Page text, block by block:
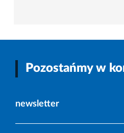
Pozostańmy w
newsletter